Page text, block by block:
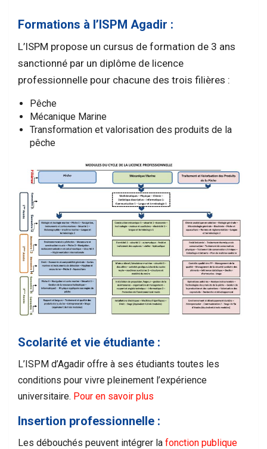
Formations à l’ISPM Agadir :
L’ISPM propose un cursus de formation de 3 ans
sanctionné par un diplôme de licence
professionnelle pour chacune des trois filières :
Pêche
Mécanique Marine
Transformation et valorisation des produits de la
pêche
Scolarité et vie étudiante :
L’ISPM d’Agadir offre à ses étudiants toutes les
conditions pour vivre pleinement l’expérience
universitaire. Pour en savoir plus
Insertion professionnelle :
Les débouchés peuvent intégrer la fonction publique